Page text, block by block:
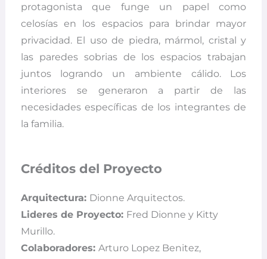
protagonista que funge un papel como
celosías en los espacios para brindar mayor
privacidad. El uso de piedra, mármol, cristal y
las paredes sobrias de los espacios trabajan
juntos logrando un ambiente cálido. Los
interiores se generaron a partir de las
necesidades específicas de los integrantes de
la familia.
Créditos del Proyecto
Arquitectura: Dionne Arquitectos.
Lideres de Proyecto: Fred Dionne y Kitty
Murillo.
Colaboradores: Arturo Lopez Benitez,